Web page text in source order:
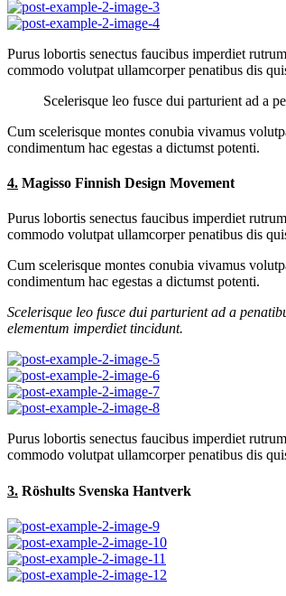
Purus lobortis senectus faucibus imperdiet
commodo volutpat ullamcorper penatibus dis
Scelerisque leo fusce dui parturient ad a
Cum scelerisque montes conubia vivamus
condimentum hac egestas a dictumst potenti.
4. Magisso Finnish Design Movement
Purus lobortis senectus faucibus imperdiet
commodo volutpat ullamcorper penatibus dis
Cum scelerisque montes conubia vivamus
condimentum hac egestas a dictumst potenti.
Scelerisque leo fusce dui parturient ad a
elementum imperdiet tincidunt.
Purus lobortis senectus faucibus imperdiet
commodo volutpat ullamcorper penatibus dis
3. Röshults Svenska Hantverk